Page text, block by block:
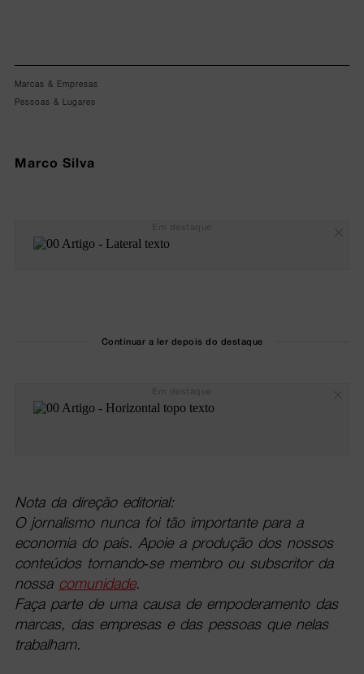
Marcas & Empresas
Pessoas & Lugares
Marco Silva
Continuar a ler depois do destaque
Nota da direção editorial:
O jornalismo nunca foi tão importante para a
economia do país. Apoie a produção dos nossos
conteúdos tornando-se membro ou subscritor da
nossa comunidade.
Faça parte de uma causa de empoderamento das
marcas, das empresas e das pessoas que nelas
trabalham.